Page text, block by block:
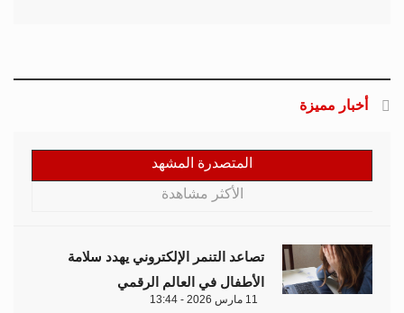
أخبار مميزة
المتصدرة المشهد
الأكثر مشاهدة
تصاعد التنمر الإلكتروني يهدد سلامة
الأطفال في العالم الرقمي
11 مارس 2026 - 13:44